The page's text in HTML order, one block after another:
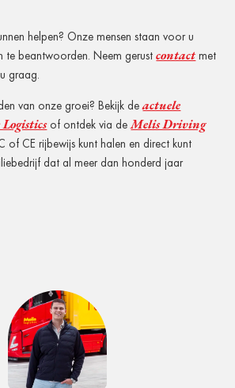
helpen? Onze mensen staan voor u
te beantwoorden. Neem gerustcontactmet
graag.
van onze groei? Bekijk deactuele
of ontdek via deMelis Driving
of CE rijbewijs kunt halen en direct kunt
dat al meer dan honderd jaar